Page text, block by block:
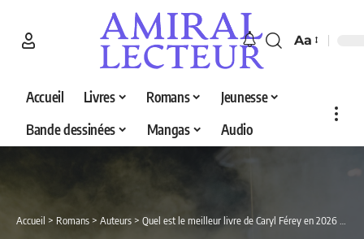
Aa
Accueil Livres Romans
Jeunesse
Bande dessinées
Mangas Audio
Accueil > Romans> Auteurs> Quel est le meilleur livre de Caryl Férey en 2026 ? Découvrez nos 5 sélections